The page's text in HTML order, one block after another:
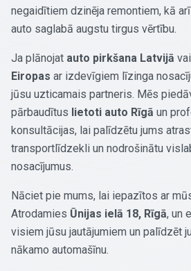
negaidītiem dzinēja remontiem, kā
auto saglabā augstu tirgus vērtību.
Ja plānojat auto pirkšana Latvijā
Eiropas ar izdevīgiem līzinga
jūsu uzticamais partneris. Mēs
pārbaudītus lietoti auto Rīgā un
konsultācijas, lai palīdzētu jums
transportlīdzekli un nodrošinātu
nosacījumus.
Nāciet pie mums, lai iepazītos ar
Atrodamies Ūnijas ielā 18, Rīgā, un
visiem jūsu jautājumiem un palīdzēt
nākamo automašīnu.